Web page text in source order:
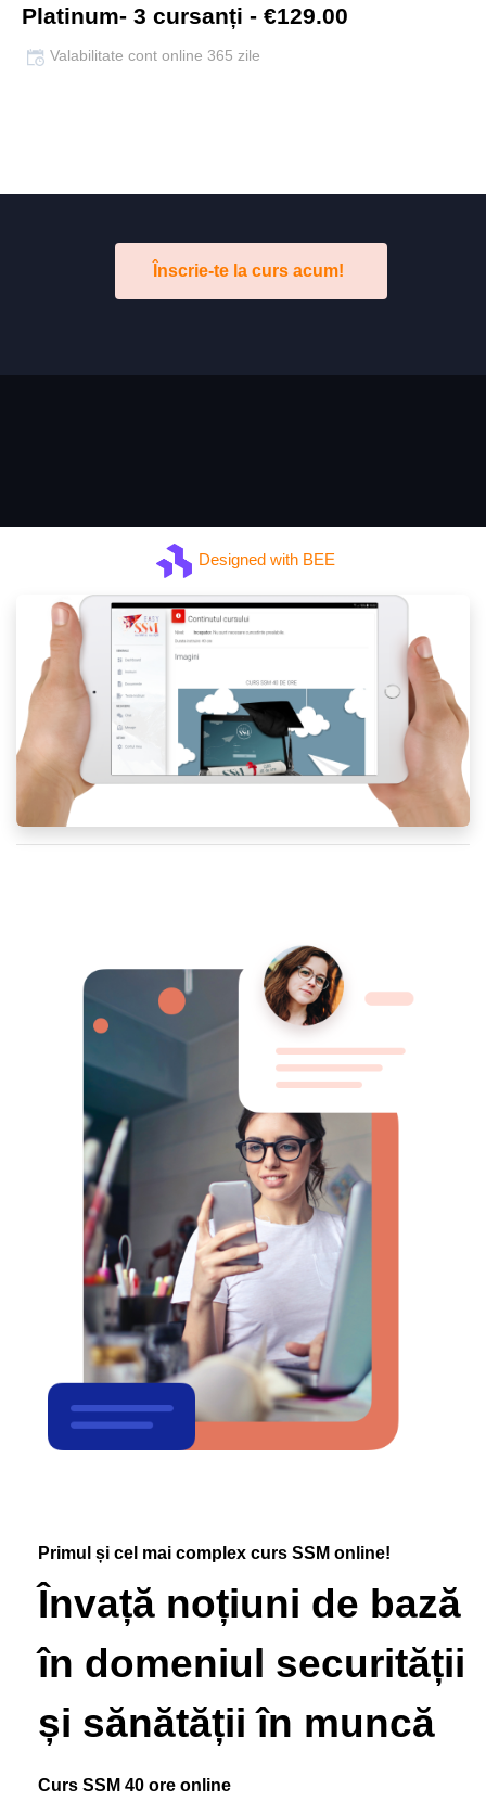
Platinum- 3 cursanți - €129.00
Valabilitate cont online 365 zile
Înscrie-te la curs acum!
Designed with BEE
Primul și cel mai complex curs SSM online!
Învață noțiuni de bază
în domeniul securității
și sănătății în muncă
Curs SSM 40 ore online